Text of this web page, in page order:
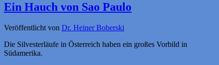
Ein Hauch von Sao Paulo
Veröffentlicht von Dr. Heiner Boberski
Die Silvesterläufe in Österreich haben ein großes Vorbild in
Südamerika.